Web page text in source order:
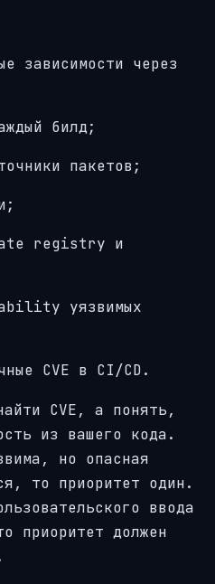
зависимости через
билд;
пакетов;
registry и
уязвимых
CVE в CI/CD.
CVE, а понять,
из вашего кода.
но опасная
то приоритет один.
ввода
приоритет должен